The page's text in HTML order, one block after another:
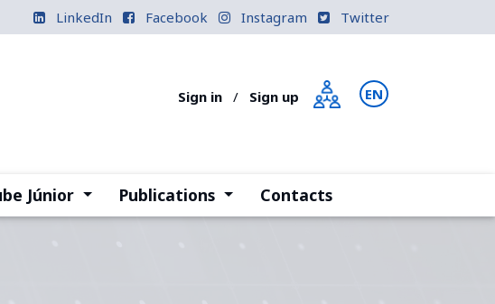
LinkedIn Facebook Instagram Twitter
Sign in / Sign up EN
Júnior (current)Publications (current)Contacts